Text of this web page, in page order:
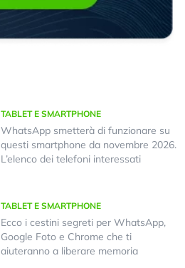
TABLET E SMARTPHONE
WhatsApp smetterà di funzionare su
questi smartphone da novembre 2026.
L’elenco dei telefoni interessati
TABLET E SMARTPHONE
Ecco i cestini segreti per WhatsApp,
Google Foto e Chrome che ti
aiuteranno a liberare memoria